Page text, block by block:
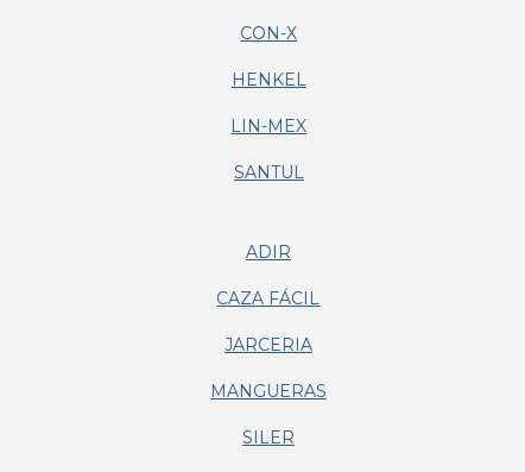
CON-X
HENKEL
LIN-MEX
SANTUL
ADIR
CAZA FÁCIL
JARCERIA
MANGUERAS
SILER